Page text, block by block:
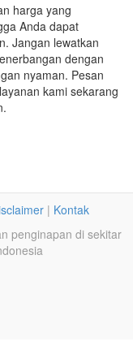
harga yang
Anda dapat
Jangan lewatkan
dengan
nyaman. Pesan
kami sekarang
| Kontak
penginapan di sekitar